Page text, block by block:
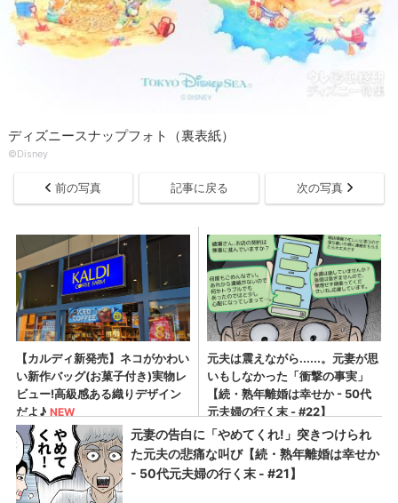
ディズニースナップフォト（裏表紙）
©Disney
前の写真 記事に戻る 次の写真